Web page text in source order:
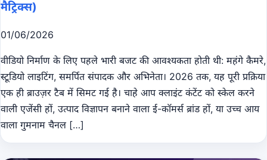
मैट्रिक्स)
01/06/2026
वीडियो निर्माण के लिए पहले भारी बजट की आवश्यकता होती थी: महंगे कैमरे,
स्टूडियो लाइटिंग, समर्पित संपादक और अभिनेता। 2026 तक, यह पूरी प्रक्रिया
एक ही ब्राउज़र टैब में सिमट गई है। चाहे आप क्लाइंट कंटेंट को स्केल करने
वाली एजेंसी हों, उत्पाद विज्ञापन बनाने वाला ई-कॉमर्स ब्रांड हों, या उच्च आय
वाला गुमनाम चैनल […]